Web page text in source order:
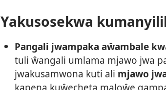
Yakusosekwa
Pangali jwampaka aŵambale
tuli ŵangali umlama mjawo jwa
jwakusamwona kuti ali mjawo
kapena kuŵecheta maloŵe